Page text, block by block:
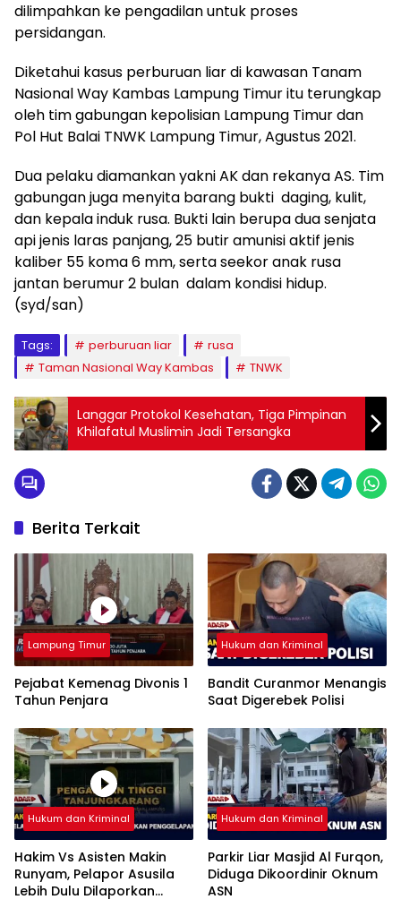
dilimpahkan ke pengadilan untuk proses
persidangan.
Diketahui kasus perburuan liar di kawasan Tanam
Nasional Way Kambas Lampung Timur itu terungkap
oleh tim gabungan kepolisian Lampung Timur dan
Pol Hut Balai TNWK Lampung Timur, Agustus 2021.
Dua pelaku diamankan yakni AK dan rekanya AS. Tim
gabungan juga menyita barang bukti daging, kulit,
dan kepala induk rusa. Bukti lain berupa dua senjata
api jenis laras panjang, 25 butir amunisi aktif jenis
kaliber 55 koma 6 mm, serta seekor anak rusa
jantan berumur 2 bulan dalam kondisi hidup.
(syd/san)
Tags: perburuan liar
rusa
Taman Nasional Way Kambas
TNWK
Langgar Protokol Kesehatan, Tiga Pimpinan
Khilafatul Muslimin Jadi Tersangka
Berita Terkait
Lampung Timur
Pejabat Kemenag Divonis 1
Tahun Penjara
Hukum dan Kriminal
Bandit Curanmor Menangis
Saat Digerebek Polisi
Hukum dan Kriminal
Hakim Vs Asisten Makin
Runyam, Pelapor Asusila
Lebih Dulu Dilaporkan
Hukum dan Kriminal
Parkir Liar Masjid Al Furqon,
Diduga Dikoordinir Oknum
ASN